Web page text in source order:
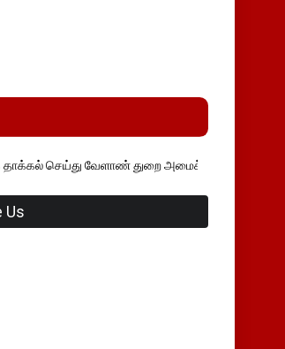
வேளாண் துறை அமைச்சர் வினோத் வாசித்து
Us